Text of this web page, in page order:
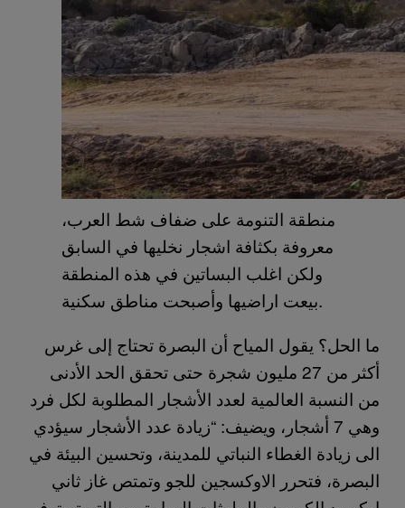
منطقة التنومة على ضفاف شط العرب،
معروفة بكثافة اشجار نخليها في السابق
ولكن اغلب البساتين في هذه المنطقة
بيعت اراضيها وأصبحت مناطق سكنية.
ما الحل؟ يقول المياح أن البصرة تحتاج إلى غرس
أكثر من 27 مليون شجرة حتى تحقق الحد الأدنى
من النسبة العالمية لعدد الأشجار المطلوبة لكل فرد
وهي 7 أشجار، ويضيف: “زيادة عدد الأشجار سيؤدي
الى زيادة الغطاء النباتي للمدينة، وتحسين البيئة في
البصرة، فتحرر الاوكسجين للجو وتمتص غاز ثاني